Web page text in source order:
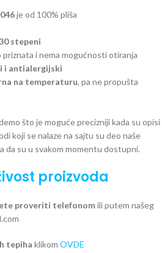
je od 100% pliša
stepeni
i nema mogućnosti otiranja
i antialergijski
na temperaturu, pa ne propušta
što je moguće precizniji kada su opisi
koji se nalaze na sajtu su deo naše
da su u svakom momentu dostupni.
proizvoda
proveriti telefonomili putem našeg
tepiha klikom OVDE